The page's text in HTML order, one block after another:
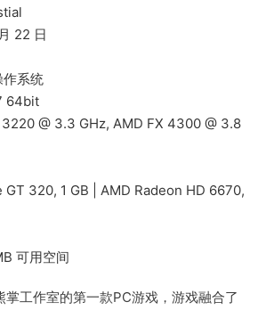
22 日
系统
64bit
@ 3.3 GHz, AMD FX 4300 @ 3.8
GT 320, 1 GB | AMD Radeon HD 6670,
可用空间
掌工作室的第一款PC游戏，游戏融合了